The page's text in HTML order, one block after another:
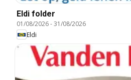
Eldi folder
01/08/2026-31/08/2026
Eldi